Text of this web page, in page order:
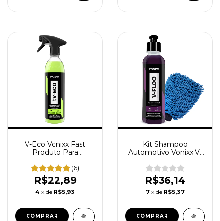
V-Eco Vonixx Fast
Produto Para
Spray Limpador
Automotivo Pronto
Uso 500ml
(6)
R$22,89
4 x de R$5,93
Kit Shampoo
Automotivo Vonixx V-
de Microfibra
R$36,14
7 x de R$5,37